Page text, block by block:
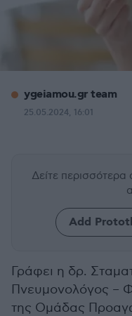
ygeiamou.gr team
25.05.2024, 16:01
Δείτε
Add
Γράφει η δρ.
Πνευμονολόγος –
της Ομάδας